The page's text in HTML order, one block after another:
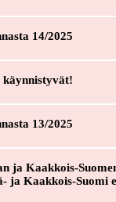
14/2025
13/2025
ja Kaakkois-
ja Kaakkois-Suomi